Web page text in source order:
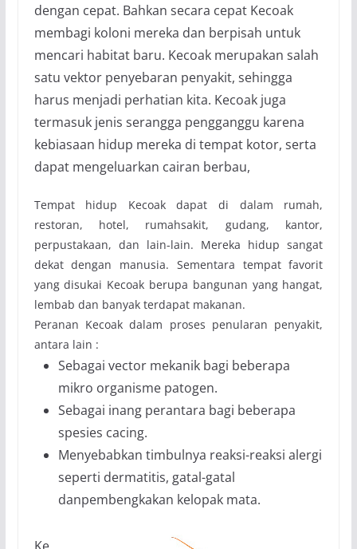
dengan cepat. Bahkan secara cepat Kecoak
membagi koloni mereka dan berpisah untuk
mencari habitat baru. Kecoak merupakan salah
satu vektor penyebaran penyakit, sehingga
harus menjadi perhatian kita. Kecoak juga
termasuk jenis serangga pengganggu karena
kebiasaan hidup mereka di tempat kotor, serta
dapat mengeluarkan cairan berbau,
Tempat hidup Kecoak dapat di dalam rumah,
restoran, hotel, rumahsakit, gudang, kantor,
perpustakaan, dan lain-lain. Mereka hidup sangat
dekat dengan manusia. Sementara tempat favorit
yang disukai Kecoak berupa bangunan yang hangat,
lembab dan banyak terdapat makanan.
Peranan Kecoak dalam proses penularan penyakit,
antara lain :
Sebagai vector mekanik bagi beberapa
mikro organisme patogen.
Sebagai inang perantara bagi beberapa
spesies cacing.
Menyebabkan timbulnya reaksi-reaksi alergi
seperti dermatitis, gatal-gatal
danpembengkakan kelopak mata.